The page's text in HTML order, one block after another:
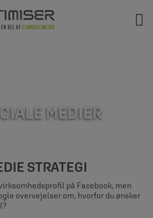
MEDIER
STRATEGI
på Facebook, men
overvejelser om, hvorfor du ønsker